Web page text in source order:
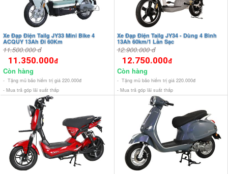
Xe Đạp Điện Tailg JY33 Mini Bike 4
ACQUY 13Ah Đi 60Km
11.500.000 đ
11.350.000đ
Còn hàng
- Tặng mũ bảo hiểm trị giá 220.000đ
- Mua trả góp lãi suất thấp
Xe Đạp Điện Tailg JY34 - Dùng 4 Bình
13Ah 60km/1 Lần Sạc
12.900.000 đ
12.750.000đ
Còn hàng
- Tặng mũ bảo hiểm trị giá 220.000đ
- Mua trả góp lãi suất thấp